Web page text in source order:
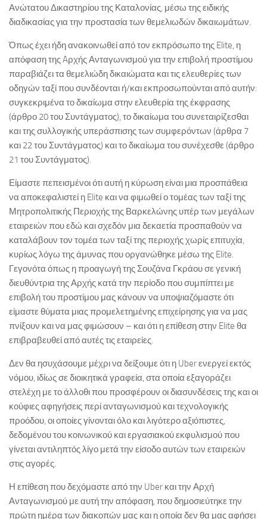
Ανώτατου Δικαστηρίου της Καταλονίας, μέσω της ειδικής
διαδικασίας για την προστασία των θεμελιωδών δικαιωμάτων.
Όπως έχει ήδη ανακοινωθεί από τον εκπρόσωπο της Elite, η
απόφαση της Aρχής Ανταγωνισμού για την επιβολή προστίμου
παραβιάζει τα θεμελιώδη δικαιώματα και τις ελευθερίες των
οδηγών ταξί που συνδέονται ή/και εκπροσωπούνται από αυτήν:
συγκεκριμένα το δικαίωμα στην ελευθερία της έκφρασης
(άρθρο 20 του Συντάγματος), το δικαίωμα του συνεταιρίζεσθαι
και της συλλογικής υπεράσπισης των συμφερόντων (άρθρα 7
και 22 του Συντάγματος) και το δικαίωμα του συνέχεσθε (άρθρο
21 του Συντάγματος).
Είμαστε πεπεισμένοι ότι αυτή η κύρωση είναι μια προσπάθεια
να αποκεφαλιστεί η Elite και να φιμωθεί ο τομέας των ταξί της
Μητροπολιτικής Περιοχής της Βαρκελώνης υπέρ των μεγάλων
εταιρειών που εδώ και σχεδόν μια δεκαετία προσπαθούν να
καταλάβουν τον τομέα των ταξί της περιοχής χωρίς επιτυχία,
κυρίως λόγω της άμυνας που οργανώθηκε μέσω της Elite.
Γεγονότα όπως η προαγωγή της Σουζάνα Γκράου σε γενική
διευθύντρια της Αρχής κατά την περίοδο που συμπίπτει με
επιβολή του προστίμου μας κάνουν να υποψιαζόμαστε ότι
είμαστε θύματα μιας προμελετημένης επιχείρησης για να μας
πνίξουν και να μας φιμώσουν – και ότι η επίθεση στην Elite θα
επιβραβευθεί από αυτές τις εταιρείες.
Δεν θα ησυχάσουμε μέχρι να δείξουμε ότι η Uber ενεργεί εκτός
νόμου, ιδίως σε διοικητικά γραφεία, στα οποία εξαγοράζει
στελέχη με το άλλοθι που προσφέρουν οι διασυνδέσεις της και οι
κούφιες αφηγήσεις περί ανταγωνισμού και τεχνολογικής
προόδου, οι οποίες γίνονται όλο και λιγότερο αξιόπιστες,
δεδομένου του κοινωνικού και εργασιακού εκφυλισμού που
γίνεται αντιληπτός λίγο μετά την είσοδο αυτών των εταιρειών
στις αγορές.
Η επίθεση που δεχόμαστε από την Uber και την Αρχή
Ανταγωνισμού με αυτή την απόφαση, που δημοσιεύτηκε την
πρώτη ημέρα των διακοπών μας και η οποία δεν θα μας αφήσει